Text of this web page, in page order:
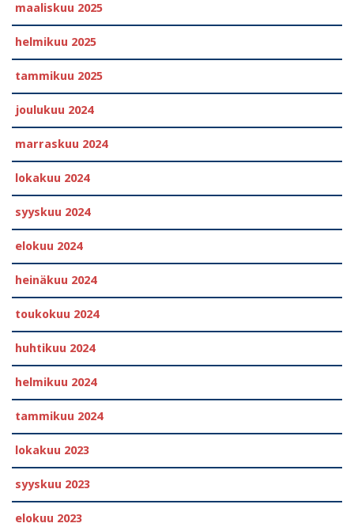
maaliskuu 2025
helmikuu 2025
tammikuu 2025
joulukuu 2024
marraskuu 2024
lokakuu 2024
syyskuu 2024
elokuu 2024
heinäkuu 2024
toukokuu 2024
huhtikuu 2024
helmikuu 2024
tammikuu 2024
lokakuu 2023
syyskuu 2023
elokuu 2023